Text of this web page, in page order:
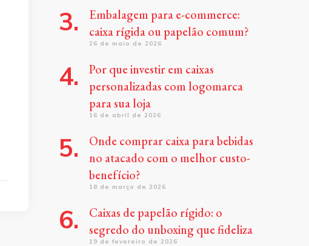
Embalagem para e-commerce:
caixa rígida ou papelão comum?
26 de maio de 2026
Por que investir em caixas
personalizadas com logomarca
para sua loja
16 de abril de 2026
Onde comprar caixa para bebidas
no atacado com o melhor custo-
benefício?
18 de março de 2026
Caixas de papelão rígido: o
segredo do unboxing que fideliza
19 de fevereiro de 2026